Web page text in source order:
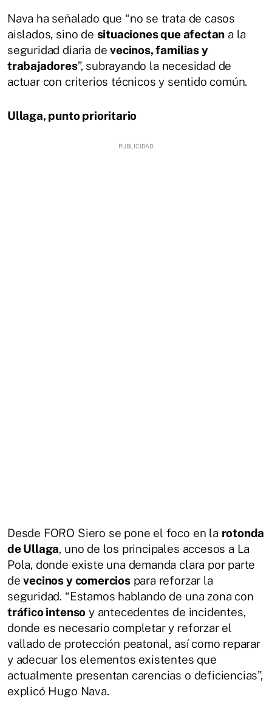
Nava ha señalado que “no se trata de casos
aislados, sino de situaciones que afectan a la
seguridad diaria devecinos, familias y
trabajadores”, subrayando la necesidad de
actuar con criterios técnicos y sentido común.
Ullaga, punto prioritario
Desde FORO Siero se pone el foco en la rotonda
de Ullaga, uno de los principales accesos a La
Pola, donde existe una demanda clara por parte
devecinos y comerciospara reforzar la
seguridad. “Estamos hablando de una zona con
tráfico intenso y antecedentes de incidentes,
donde es necesario completar y reforzar el
vallado de protección peatonal, así como reparar
y adecuar los elementos existentes que
actualmente presentan carencias o deficiencias”,
explicó Hugo Nava.